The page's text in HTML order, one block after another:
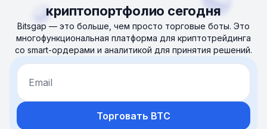
криптопортфолио сегодня
Bitsgap — это больше, чем просто торговые боты. Это
многофункциональная платформа для криптотрейдинга
со smart-ордерами и аналитикой для принятия решений.
Email
Торговать BTC